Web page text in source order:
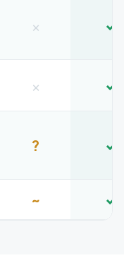
× ✓
× ✓
? ✓
~ ✓